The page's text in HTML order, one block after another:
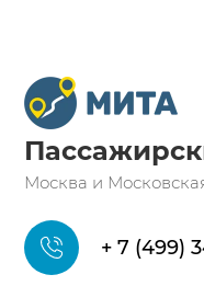
Москва и
+ 7 (499)